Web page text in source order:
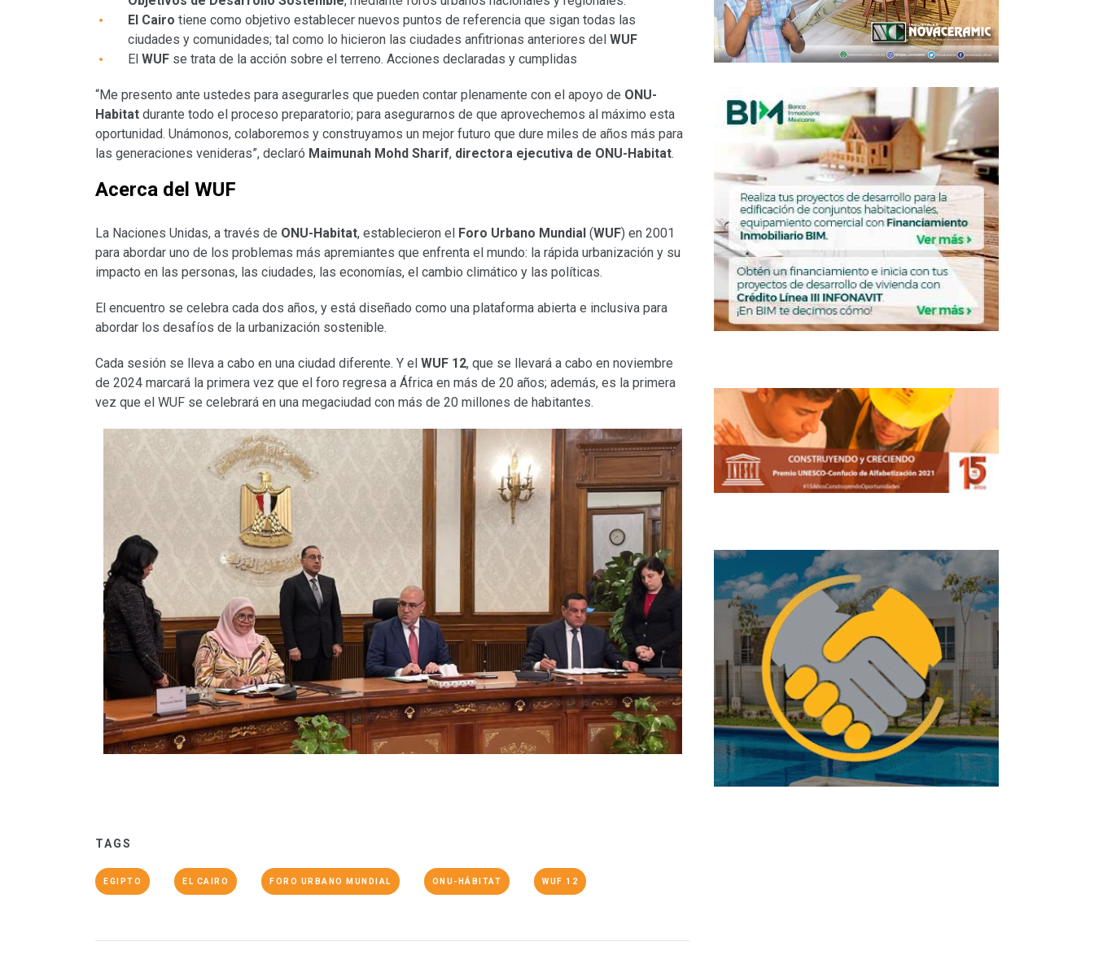
El Cairo tiene como objetivo establecer nuevos puntos de referencia que sigan todas las
ciudades y comunidades; tal como lo hicieron las ciudades anfitrionas anteriores del WUF
El WUF se trata de la acción sobre el terreno. Acciones declaradas y cumplidas
“Me presento ante ustedes para asegurarles que pueden contar plenamente con el apoyo de ONU-
Habitat durante todo el proceso preparatorio; para asegurarnos de que aprovechemos al máximo esta
oportunidad. Unámonos, colaboremos y construyamos un mejor futuro que dure miles de años más para
las generaciones venideras”, declaró Maimunah Mohd Sharif, directora ejecutiva de ONU-Habitat.
Acerca del WUF
La Naciones Unidas, a través de ONU-Habitat, establecieron el Foro Urbano Mundial (WUF) en 2001
para abordar uno de los problemas más apremiantes que enfrenta el mundo: la rápida urbanización y su
impacto en las personas, las ciudades, las economías, el cambio climático y las políticas.
El encuentro se celebra cada dos años, y está diseñado como una plataforma abierta e inclusiva para
abordar los desafíos de la urbanización sostenible.
Cada sesión se lleva a cabo en una ciudad diferente. Y el WUF 12, que se llevará a cabo en noviembre
de 2024 marcará la primera vez que el foro regresa a África en más de 20 años; además, es la primera
vez que el WUF se celebrará en una megaciudad con más de 20 millones de habitantes.
TAGS
EGIPTO EL CAIRO FORO URBANO MUNDIAL ONU-HÁBITAT WUF 12